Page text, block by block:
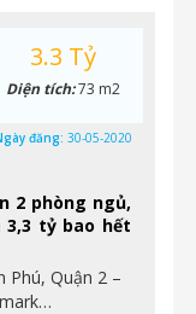
2 phòng ngủ,
tỷ bao hết
Phú, Quận 2 –
3.3 Tỷ
Diện tích:73 m2
đăng: 30-05-2020